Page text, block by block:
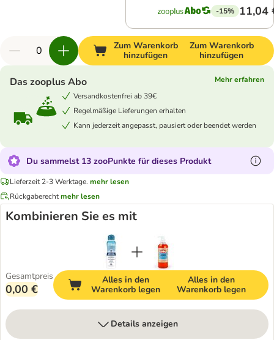
-15% 11,04
Zum Warenkorb
hinzufügen
Zum Warenkorb
hinzufügen
Das zooplus Abo
Mehr erfahren
Versandkostenfrei ab 39€
Regelmäßige Lieferungen erhalten
Kann jederzeit angepasst, pausiert oder beendet werden
Du sammelst 13 zooPunkte für dieses Produkt
Lieferzeit 2-3 Werktage. mehr lesen
Rückgaberechtmehr lesen
Kombinieren Sie es mit
Gesamtpreis
0,00 €
Alles in den
Warenkorb legen
Alles in den
Warenkorb legen
Details anzeigen